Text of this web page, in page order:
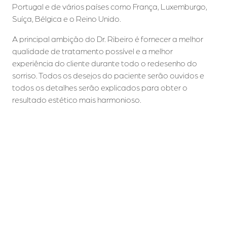
Portugal e de vários países como França, Luxemburgo,
Suíça, Bélgica e o Reino Unido.
A principal ambição do Dr. Ribeiro é fornecer a melhor
qualidade de tratamento possível e a melhor
experiência do cliente durante todo o redesenho do
sorriso. Todos os desejos do paciente serão ouvidos e
todos os detalhes serão explicados para obter o
resultado estético mais harmonioso.